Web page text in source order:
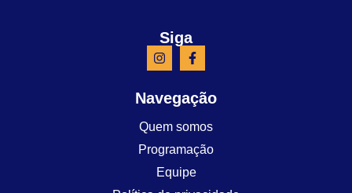
Siga
Navegação
Quem somos
Programação
Equipe